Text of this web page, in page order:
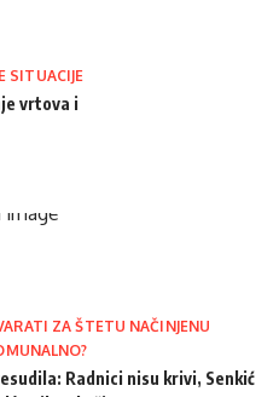
SITUACIJE
vrtova i
ZA ŠTETU NAČINJENU
Radnici nisu krivi, Senkić